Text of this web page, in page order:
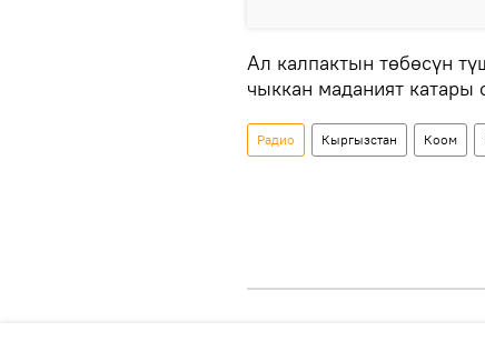
Ал калпактын төбөсүн
чыккан маданият
Радио Кыргызстан Коом